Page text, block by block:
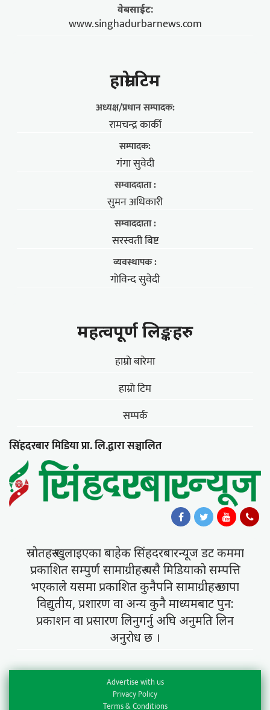
वेबसाईट:
www.singhadurbarnews.com
हाम्राे टिम
अध्यक्ष/प्रधान सम्पादक:
रामचन्द्र कार्की
सम्पादक:
गंगा सुवेदी
सम्वाददाता :
सुमन अधिकारी
सम्वाददाता :
सरस्वती बिष्ट
व्यवस्थापक :
गोविन्द सुवेदी
महत्वपूर्ण लिङ्कहरु
हाम्राे बारेमा
हाम्राे टिम
सम्पर्क
सिंहदरबार मिडिया प्रा. लि.द्वारा सञ्चालित
स्राेतहरु खुलाइएका बाहेक सिंहदरबारन्यूज डट कममा
प्रकाशित सम्पुर्ण सामाग्रीहरु यसै मिडियाकाे सम्पत्ति
भएकाले यसमा प्रकाशित कुनैपनि सामाग्रीहरु छापा
विद्युतीय, प्रशारण वा अन्य कुनै माध्यमबाट पुन:
प्रकाशन वा प्रसारण लिनुगर्नु अघि अनुमति लिन
अनुराेध छ ।
Advertise with us
Privacy Policy
Terms & Conditions